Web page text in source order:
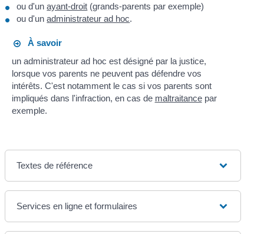
ou d'unayant-droit (grands-parents par exemple)
ou d'unadministrateur ad hoc.
À savoir
un administrateur ad hoc est désigné par la justice,
lorsque vos parents ne peuvent pas défendre vos
intérêts. C'est notamment le cas si vos parents sont
impliqués dans l'infraction, en cas de maltraitancepar
exemple.
Textes de référence
Services en ligne et formulaires